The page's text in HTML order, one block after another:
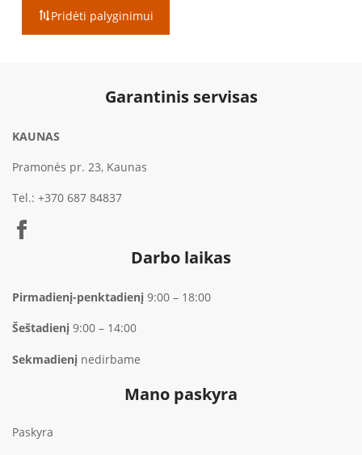
€699.00
through
Pridėti palyginimui
Garantinis servisas
KAUNAS
Pramonės pr. 23, Kaunas
Tel.: +370 687 84837
Darbo laikas
Pirmadienį-penktadienį 9:00 – 18:00
Šeštadienį 9:00 – 14:00
Sekmadienį nedirbame
Mano paskyra
Paskyra